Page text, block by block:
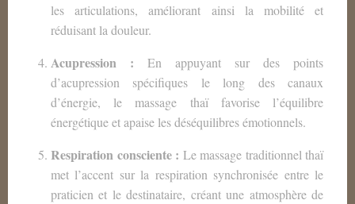
les articulations, améliorant ainsi la mobilité et
réduisant la douleur.
Acupression : En appuyant sur des points
d’acupression spécifiques le long des canaux
d’énergie, le massage thaï favorise l’équilibre
énergétique et apaise les déséquilibres émotionnels.
Respiration consciente : Le massage traditionnel thaï
met l’accent sur la respiration synchronisée entre le
praticien et le destinataire, créant une atmosphère de